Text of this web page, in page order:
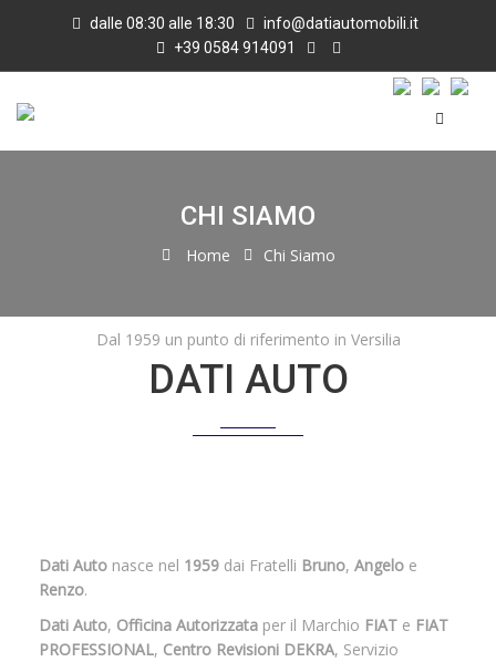
dalle 08:30 alle 18:30
info@datiautomobili.it
+39 0584 914091
CHI SIAMO
Home Chi Siamo
Dal 1959 un punto di riferimento in Versilia
DATI AUTO
Dati Auto nasce nel 1959 dai Fratelli Bruno, Angelo e
Renzo.
Dati Auto, Officina Autorizzata per il Marchio FIAT e FIAT
PROFESSIONAL, Centro Revisioni DEKRA, Servizio